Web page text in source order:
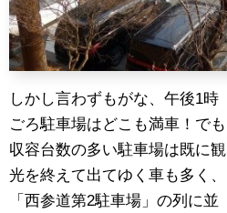
しかし言わずもがな、午後1時
ごろ駐車場はどこも満車！でも
収容台数の多い駐車場は既に観
光を終えて出てゆく車も多く、
「西参道第2駐車場」の列に並